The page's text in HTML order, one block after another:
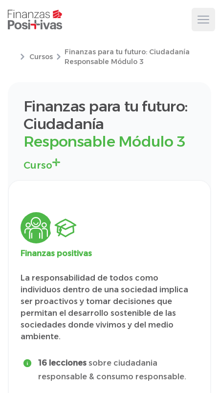
Cursos
Finanzas para tu futuro: Ciudadanía
Responsable Módulo 3
Finanzas para tu futuro:
Ciudadanía
Responsable Módulo 3
Curso
Finanzas positivas
La responsabilidad de todos como
individuos dentro de una sociedad implica
ser proactivos y tomar decisiones que
permitan el desarrollo sostenible de las
sociedades donde vivimos y del medio
ambiente.
16 lecciones sobre ciudadania
responsable & consumo responsable.